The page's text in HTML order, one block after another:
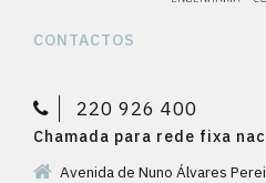
CONTACTOS
220 926 400
Chamada para rede fixa
Avenida de Nuno Álvares